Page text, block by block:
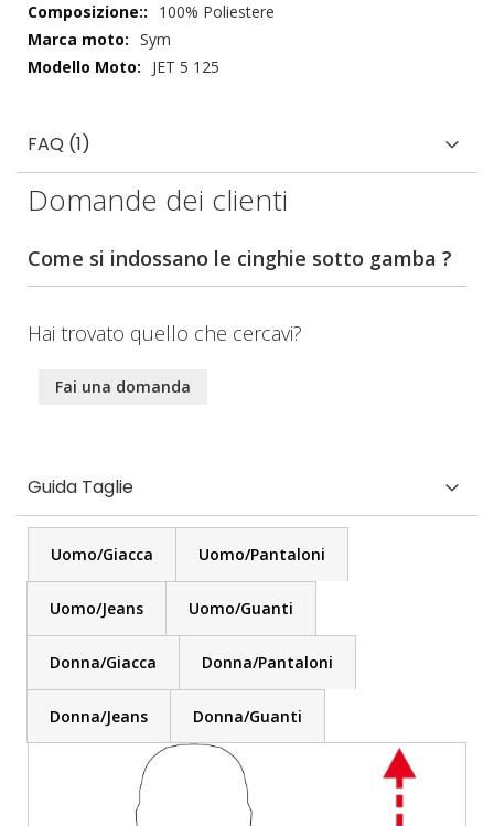
100% Poliestere
Sym
JET 5 125
FAQ (1)
Domande dei clienti
Come si indossano le cinghie sotto gamba ?
Hai trovato quello che cercavi?
Fai una domanda
Guida Taglie
Uomo/Giacca Uomo/Pantaloni
Uomo/Jeans Uomo/Guanti
Donna/Giacca Donna/Pantaloni
Donna/Jeans Donna/Guanti